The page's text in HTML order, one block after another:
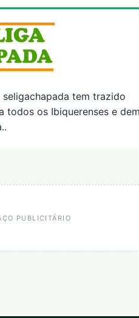
tem trazido
todos os Ibiquerenses e
PUBLICITÁRIO